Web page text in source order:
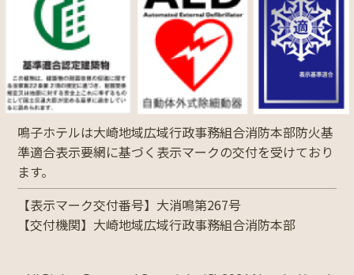
鳴子ホテルは大崎地域広域行政事務組合消防本部防火基
準適合表示要網に基づく表示マークの交付を受けており
ます。
【表示マーク交付番号】大消鳴第267号
【交付機関】大崎地域広域行政事務組合消防本部